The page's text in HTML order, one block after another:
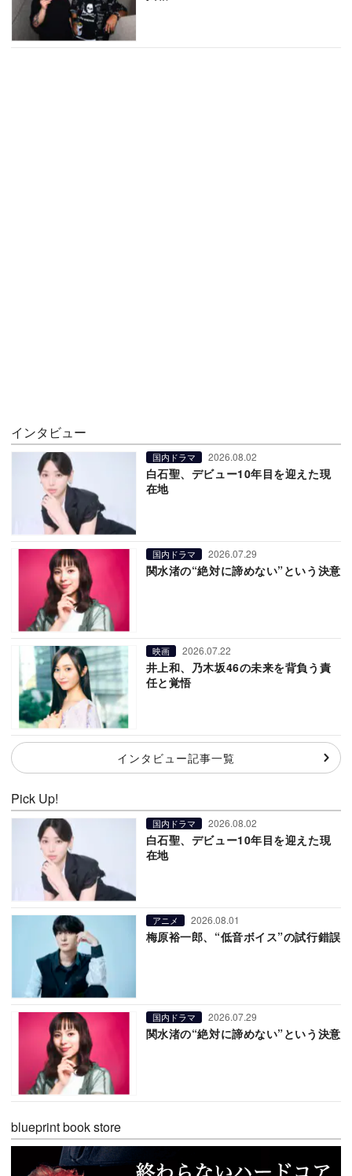
インタビュー
国内ドラマ 2026.08.02
白石聖、デビュー10年目を迎えた現
在地
国内ドラマ 2026.07.29
関水渚の“絶対に諦めない”という決意
映画 2026.07.22
井上和、乃木坂46の未来を背負う責
任と覚悟
インタビュー記事一覧
Pick Up!
国内ドラマ 2026.08.02
白石聖、デビュー10年目を迎えた現
在地
アニメ 2026.08.01
梅原裕一郎、“低音ボイス”の試行錯誤
国内ドラマ 2026.07.29
関水渚の“絶対に諦めない”という決意
blueprint book store